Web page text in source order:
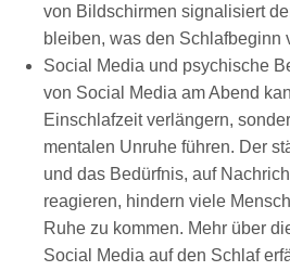
von Bildschirmen signalisiert
bleiben, was den Schlafbeginn
Social Media und psychische
von Social Media am Abend
Einschlafzeit verlängern,
mentalen Unruhe führen. Der
und das Bedürfnis, auf
reagieren, hindern viele
Ruhe zu kommen. Mehr über
Social Media auf den Schlaf